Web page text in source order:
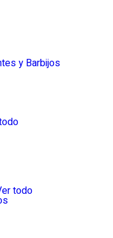
y Barbijos
todo